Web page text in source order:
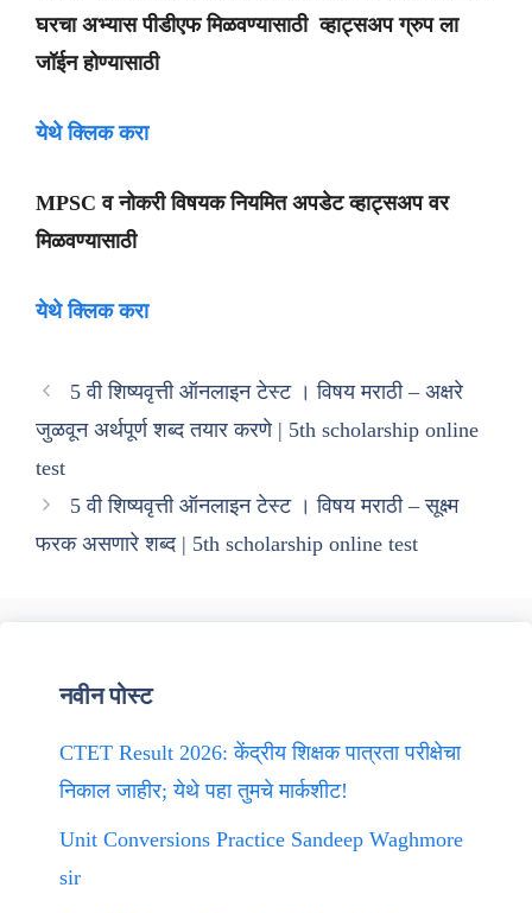
घरचा अभ्यास पीडीएफ मिळवण्यासाठी व्हाट्सअप ग्रुप ला
जॉईन होण्यासाठी
येथे क्लिक करा
MPSC व नोकरी विषयक नियमित अपडेट व्हाट्सअप वर
मिळवण्यासाठी
येथे क्लिक करा
5 वी शिष्यवृत्ती ऑनलाइन टेस्ट । विषय मराठी – अक्षरे
जुळवून अर्थपूर्ण शब्द तयार करणे | 5th scholarship online
test
5 वी शिष्यवृत्ती ऑनलाइन टेस्ट । विषय मराठी – सूक्ष्म
फरक असणारे शब्द | 5th scholarship online test
नवीन पोस्ट
CTET Result 2026: केंद्रीय शिक्षक पात्रता परीक्षेचा
निकाल जाहीर; येथे पहा तुमचे मार्कशीट!
Unit Conversions Practice Sandeep Waghmore
sir